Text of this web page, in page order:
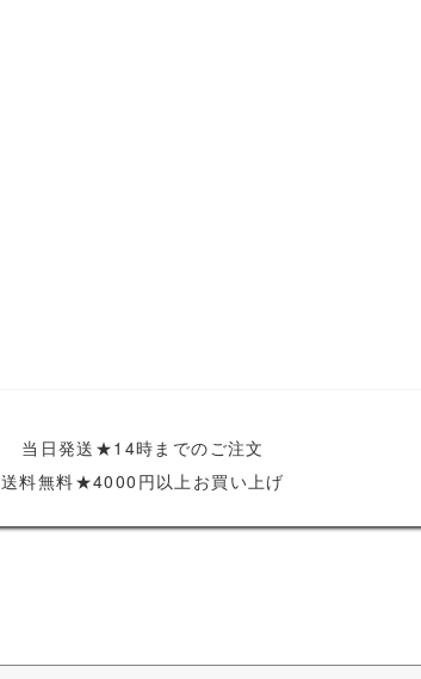
当日発送★14時までのご注文
送料無料★4000円以上お買い上げ